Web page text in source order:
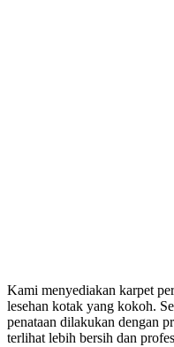
Kami menyediakan karpet
lesehan kotak yang kokoh.
penataan dilakukan dengan
terlihat lebih bersih dan